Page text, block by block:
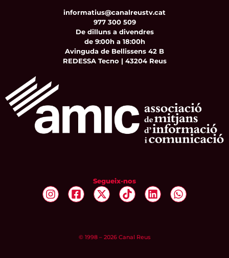
informatius@canalreustv.cat
977 300 509
De dilluns a divendres
de 9:00h a 18:00h
Avinguda de Bellissens 42 B
REDESSA Tecno | 43204 Reus
Segueix-nos
© 1998 – 2026 Canal Reus